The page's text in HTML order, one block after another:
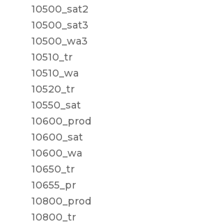
10500_sat2
10500_sat3
10500_wa3
10510_tr
10510_wa
10520_tr
10550_sat
10600_prod
10600_sat
10600_wa
10650_tr
10655_pr
10800_prod
10800_tr